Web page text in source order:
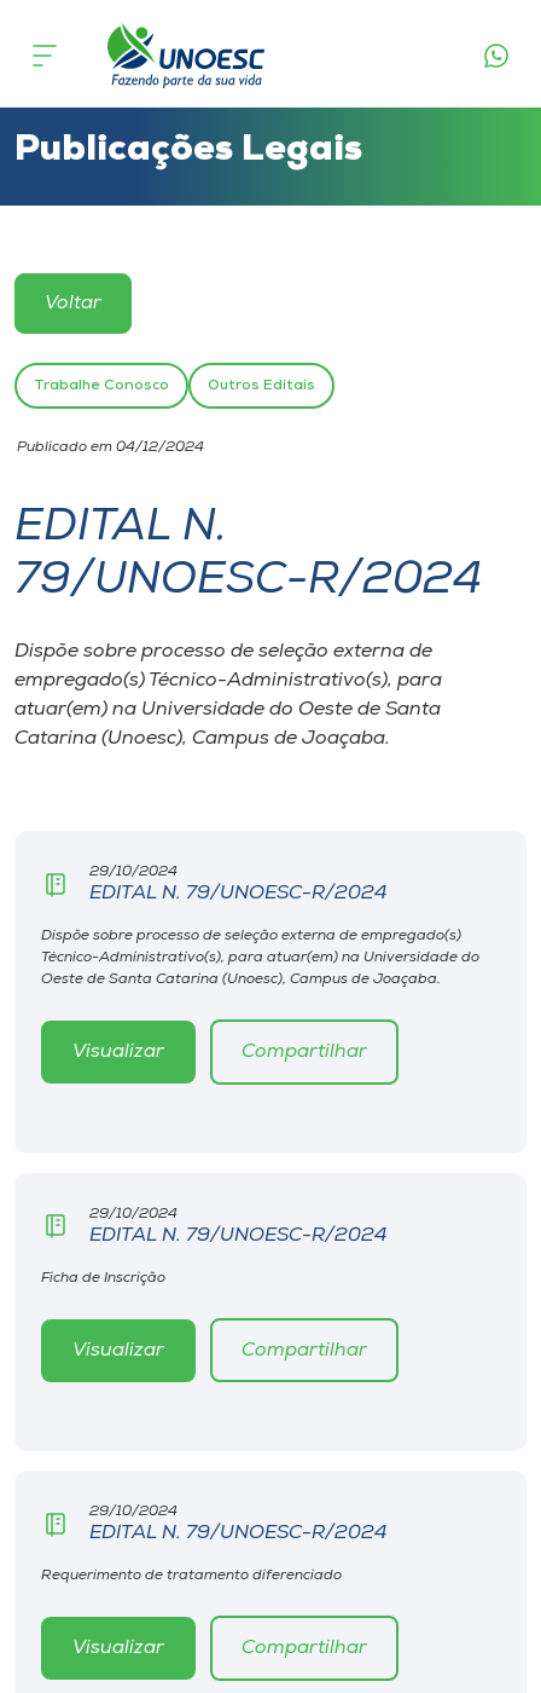
Cursos
Atendimento ao Estudante
Portal de Ensino
Unoesc
Internacionalização
I.nova
Diplomados
Cultura
Biblioteca
Editora
Rádio
o idioma
Publicações Legais
Voltar
Trabalhe Conosco Outros Editais
Publicado em 04/12/2024
EDITAL N.
79/UNOESC-R/2024
Dispõe sobre processo de seleção externa de
empregado(s) Técnico-Administrativo(s), para
atuar(em) na Universidade do Oeste de Santa
Catarina (Unoesc), Campus de Joaçaba.
29/10/2024
EDITAL N. 79/UNOESC-R/2024
Dispõe sobre processo de seleção externa de empregado(s)
Técnico-Administrativo(s), para atuar(em) na Universidade do
Oeste de Santa Catarina (Unoesc), Campus de Joaçaba.
Visualizar Compartilhar
29/10/2024
EDITAL N. 79/UNOESC-R/2024
Ficha de Inscrição
Visualizar Compartilhar
29/10/2024
EDITAL N. 79/UNOESC-R/2024
Requerimento de tratamento diferenciado
Visualizar Compartilhar